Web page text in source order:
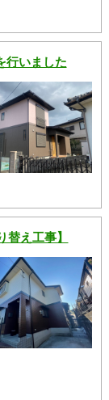
行いました
え工事】